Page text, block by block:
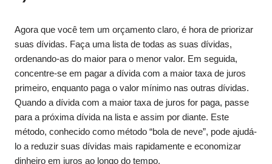
Agora que você tem um orçamento claro, é hora de priorizar
suas dívidas. Faça uma lista de todas as suas dívidas,
ordenando-as do maior para o menor valor. Em seguida,
concentre-se em pagar a dívida com a maior taxa de juros
primeiro, enquanto paga o valor mínimo nas outras dívidas.
Quando a dívida com a maior taxa de juros for paga, passe
para a próxima dívida na lista e assim por diante. Este
método, conhecido como método “bola de neve”, pode ajudá-
lo a reduzir suas dívidas mais rapidamente e economizar
dinheiro em juros ao longo do tempo.